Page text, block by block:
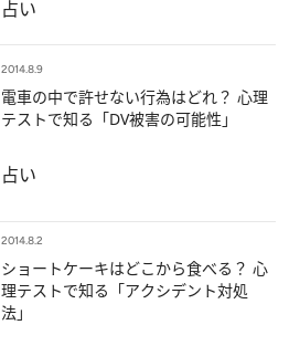
占い
2014.8.9
電車の中で許せない行為はどれ？ 心理
テストで知る「DV被害の可能性」
占い
2014.8.2
ショートケーキはどこから食べる？ 心
理テストで知る「アクシデント対処
法」